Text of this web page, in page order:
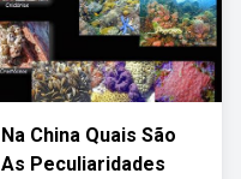
Na China Quais São
As Peculiaridades